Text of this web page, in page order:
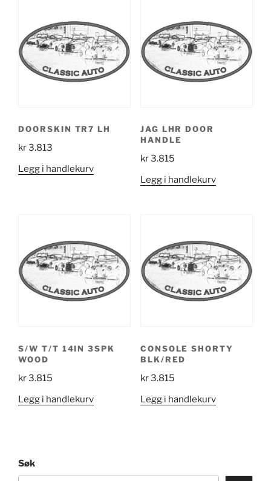
DOORSKIN TR7 LH
kr3.813
Legg i handlekurv
JAG LHR DOOR
HANDLE
kr3.815
Legg i handlekurv
S/W T/T 14IN 3SPK
WOOD
kr3.815
Legg i handlekurv
CONSOLE SHORTY
BLK/RED
kr3.815
Legg i handlekurv
Søk